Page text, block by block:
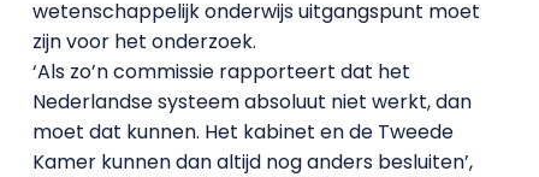
wetenschappelijk onderwijs uitgangspunt moet
zijn voor het onderzoek.
‘Als zo’n commissie rapporteert dat het
Nederlandse systeem absoluut niet werkt, dan
moet dat kunnen. Het kabinet en de Tweede
Kamer kunnen dan altijd nog anders besluiten’,